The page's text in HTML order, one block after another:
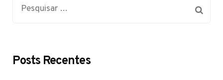
Posts Recentes